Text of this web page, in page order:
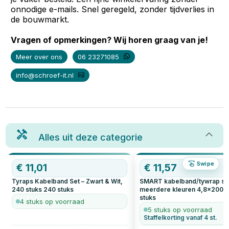
onnodige e-mails. Snel geregeld, zonder tijdverlies in
de bouwmarkt.
Vragen of opmerkingen? Wij horen graag van je!
Meer over ons 06 23271085
info@schroef-it.nl
Alles uit deze categorie
Swipe
€11,01
Tyraps Kabelband Set – Zwart & Wit,
240 stuks 240 stuks
4 stuks op voorraad
€11,57
SMART kabelband/tywrap
meerdere kleuren
stuks
5 stuks op voorraad
Staffelkorting vanaf 4 st.